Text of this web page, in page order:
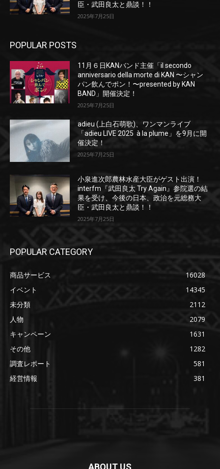
臣・武田良太と鼎談！！
2025年7月25日
POPULAR POSTS
11月６日KANバンド主催「il secondo
anniversario della morte di KAN 〜シャン
パン飲んでポン！〜presented by KAN
BAND」開催決定！
2025年7月25日
adieu (上白石萌歌)、ワンマンライブ
「adieu LIVE 2025 à la plume」を9月に開
催決定！
2025年7月25日
小泉進次郎農林水産大臣がゲスト出演！
interfm『武田良太 Try Again』参院選の結
果を受け、今後の日本、政治を元総務大
臣・武田良太と鼎談！！
2025年7月25日
POPULAR CATEGORY
商品サービス
16028
イベント
14345
未分類
2112
人物
2079
キャンペーン
1631
その他
1282
調査レポート
581
経営情報
381
ABOUT US